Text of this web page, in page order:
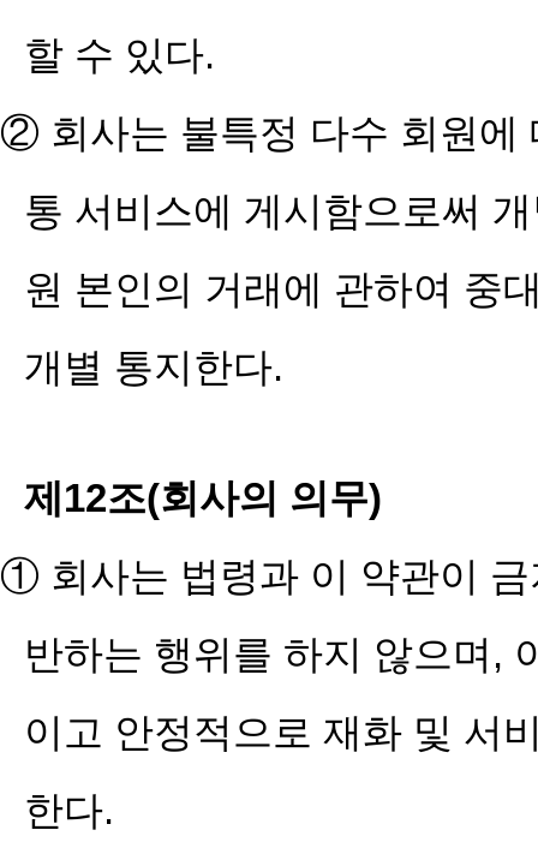
할 수 있다.
② 회사는 불특정 다수 회원에
통 서비스에 게시함으로써
원 본인의 거래에 관하여 중
개별 통지한다.
제12조(회사의 의무)
① 회사는 법령과 이 약관이
반하는 행위를 하지 않으며,
이고 안정적으로 재화 및 서
한다.